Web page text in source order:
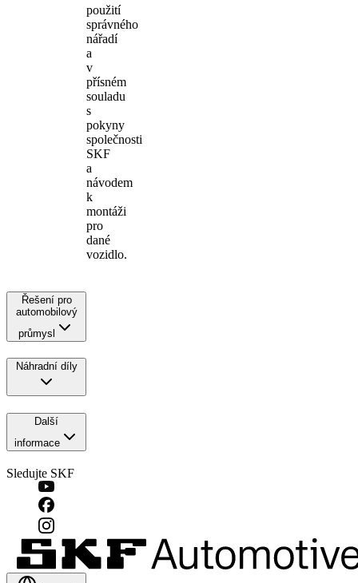
použití
správného
nářadí
a
v
přísném
souladu
s
pokyny
společnosti
SKF
a
návodem
k
montáži
pro
dané
vozidlo.
Řešení pro
automobilový
průmysl
Náhradní díly
Další
informace
Sledujte SKF